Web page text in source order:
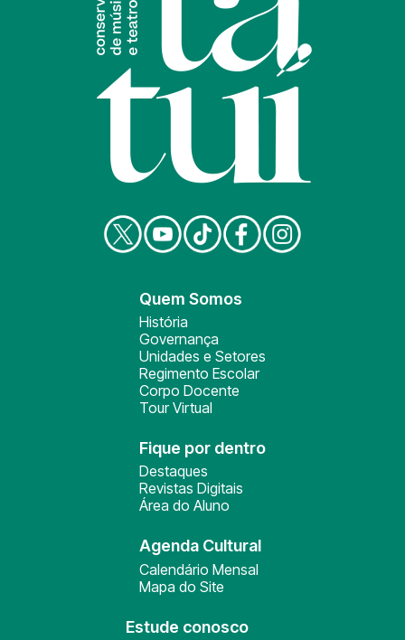
Quem Somos
História
Governança
Unidades e Setores
Regimento Escolar
Corpo Docente
Tour Virtual
Fique por dentro
Destaques
Revistas Digitais
Área do Aluno
Agenda Cultural
Calendário Mensal
Mapa do Site
Estude conosco